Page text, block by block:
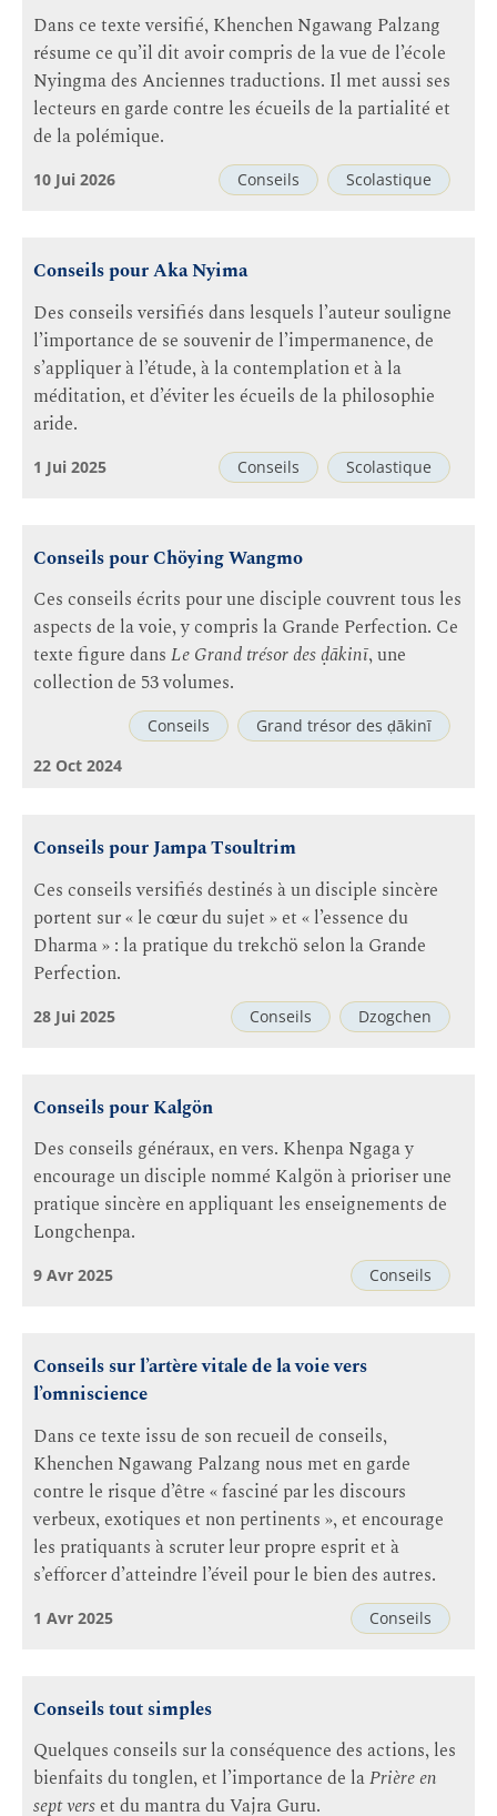
Dans ce texte versifié, Khenchen Ngawang Palzang
résume ce qu’il dit avoir compris de la vue de l’école
Nyingma des Anciennes traductions. Il met aussi ses
lecteurs en garde contre les écueils de la partialité et
de la polémique.
Conseils Scolastique
10 Jui 2026
Conseils pour Aka Nyima
Des conseils versifiés dans lesquels l’auteur souligne
l’importance de se souvenir de l’impermanence, de
s’appliquer à l’étude, à la contemplation et à la
méditation, et d’éviter les écueils de la philosophie
aride.
Conseils Scolastique
1 Jui 2025
Conseils pour Chöying Wangmo
Ces conseils écrits pour une disciple couvrent tous les
aspects de la voie, y compris la Grande Perfection. Ce
texte figure dans Le Grand trésor des ḍākinī, une
collection de 53 volumes.
Conseils
Grand trésor des ḍākinī
22 Oct 2024
Conseils pour Jampa Tsoultrim
Ces conseils versifiés destinés à un disciple sincère
portent sur « le cœur du sujet » et « l’essence du
Dharma » : la pratique du trekchö selon la Grande
Perfection.
Conseils Dzogchen
28 Jui 2025
Conseils pour Kalgön
Des conseils généraux, en vers. Khenpa Ngaga y
encourage un disciple nommé Kalgön à prioriser une
pratique sincère en appliquant les enseignements de
Longchenpa.
Conseils
9 Avr 2025
Conseils sur l’artère vitale de la voie vers
l’omniscience
Dans ce texte issu de son recueil de conseils,
Khenchen Ngawang Palzang nous met en garde
contre le risque d’être « fasciné par les discours
verbeux, exotiques et non pertinents », et encourage
les pratiquants à scruter leur propre esprit et à
s’efforcer d’atteindre l’éveil pour le bien des autres.
Conseils
1 Avr 2025
Conseils tout simples
Quelques conseils sur la conséquence des actions, les
bienfaits du tonglen, et l’importance de laPrière en
sept verset du mantra du Vajra Guru.